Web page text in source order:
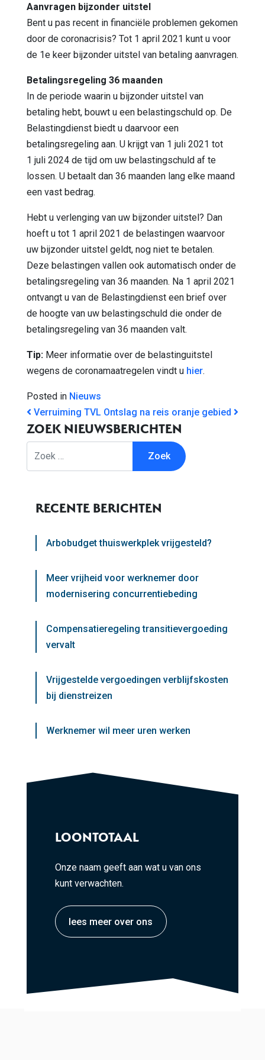
Aanvragen bijzonder uitstel
Bent u pas recent in financiële problemen gekomen
door de coronacrisis? Tot 1 april 2021 kunt u voor
de 1e keer bijzonder uitstel van betaling aanvragen.
Betalingsregeling 36 maanden
In de periode waarin u bijzonder uitstel van
betaling hebt, bouwt u een belastingschuld op. De
Belastingdienst biedt u daarvoor een
betalingsregeling aan. U krijgt van 1 juli 2021 tot
1 juli 2024 de tijd om uw belastingschuld af te
lossen. U betaalt dan 36 maanden lang elke maand
een vast bedrag.
Hebt u verlenging van uw bijzonder uitstel? Dan
hoeft u tot 1 april 2021 de belastingen waarvoor
uw bijzonder uitstel geldt, nog niet te betalen.
Deze belastingen vallen ook automatisch onder de
betalingsregeling van 36 maanden. Na 1 april 2021
ontvangt u van de Belastingdienst een brief over
de hoogte van uw belastingschuld die onder de
betalingsregeling van 36 maanden valt.
Tip: Meer informatie over de belastinguitstel
wegens de coronamaatregelen vindt u hier.
Posted in Nieuws
BERICHT NAVIGATIE
Verruiming TVL Ontslag na reis oranje gebied
ZOEK NIEUWSBERICHTEN
RECENTE BERICHTEN
Arbobudget thuiswerkplek vrijgesteld?
Meer vrijheid voor werknemer door
modernisering concurrentiebeding
Compensatieregeling transitievergoeding
vervalt
Vrijgestelde vergoedingen verblijfskosten
bij dienstreizen
Werknemer wil meer uren werken
LOONTOTAAL
Onze naam geeft aan wat u van ons
kunt verwachten.
lees meer over ons